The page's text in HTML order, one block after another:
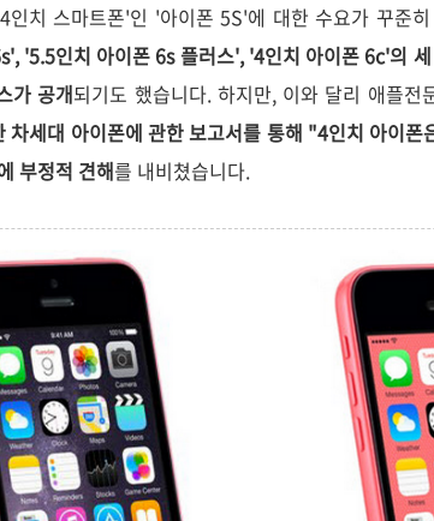
인치 스마트폰'인 '아이폰 5S'에 대한 수요가 꾸준
'5.5인치 아이폰 6s 플러스', '4인치 아이폰 6c'의
가 공개되기도 했습니다.하지만, 이와 달리 애플전
차세대 아이폰에 관한보고서를 통해 "4인치 아이폰
부정적 견해를 내비쳤습니다.